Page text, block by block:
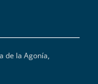
de la Agonía,